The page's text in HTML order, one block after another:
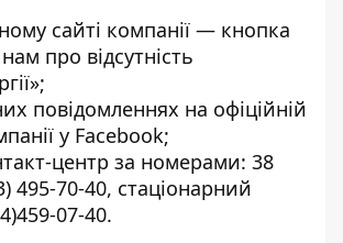
сайті компанії — кнопка
про відсутність
;
повідомленнях на офіційній
у Facebook;
центр за номерами: 38
495-70-40, стаціонарний
07-40.